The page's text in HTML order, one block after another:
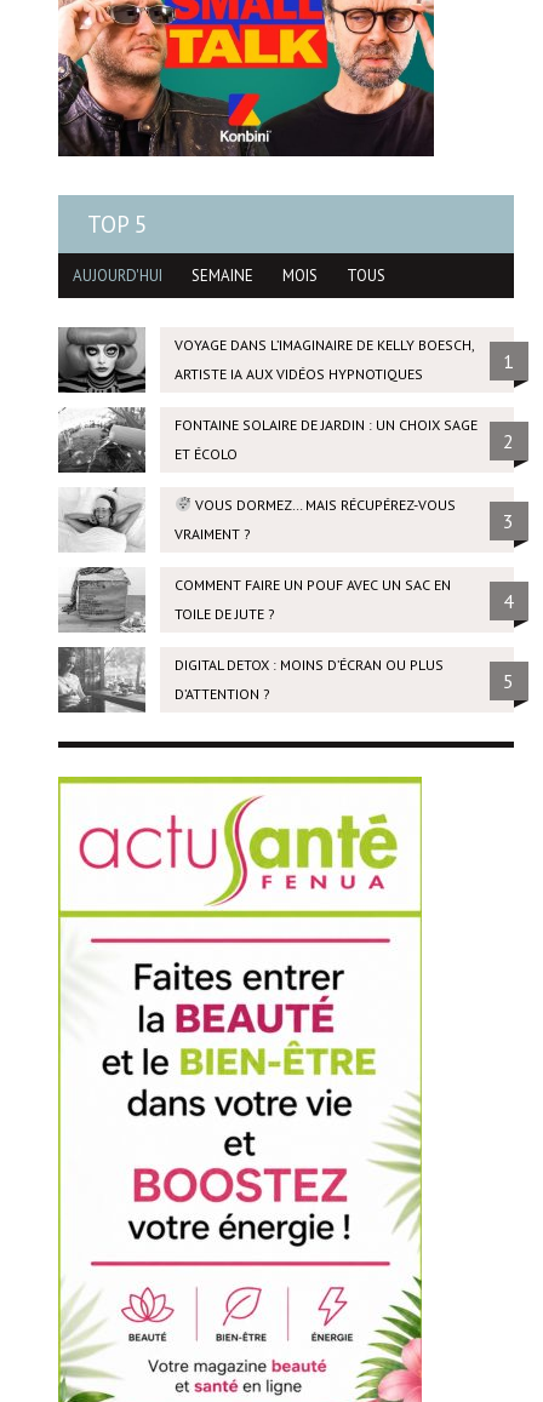
TOP 5
AUJOURD'HUI SEMAINE MOIS TOUS
VOYAGE DANS L’IMAGINAIRE DE KELLY BOESCH,
ARTISTE IA AUX VIDÉOS HYPNOTIQUES
1
FONTAINE SOLAIRE DE JARDIN : UN CHOIX SAGE
ET ÉCOLO
2
VOUS DORMEZ… MAIS RÉCUPÉREZ-VOUS
VRAIMENT ?
3
COMMENT FAIRE UN POUF AVEC UN SAC EN
TOILE DE JUTE ?
4
DIGITAL DETOX : MOINS D’ÉCRAN OU PLUS
D’ATTENTION ?
5